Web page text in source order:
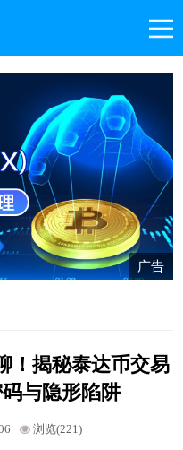
广告
！揭秘泰达币交易
与隐形陷阱
浏览(221)